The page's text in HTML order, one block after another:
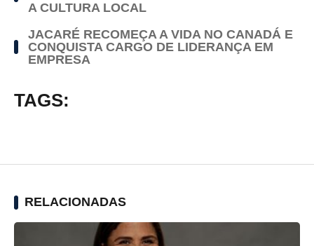
A CULTURA LOCAL
JACARÉ RECOMEÇA A VIDA NO CANADÁ E
CONQUISTA CARGO DE LIDERANÇA EM
EMPRESA
TAGS:
RELACIONADAS